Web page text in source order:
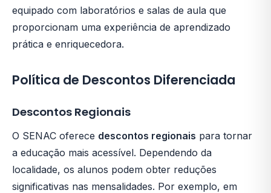
equipado com laboratórios e salas de aula que
proporcionam uma experiência de aprendizado
prática e enriquecedora.
Política de Descontos Diferenciada
Descontos Regionais
O SENAC oferece descontos regionais para tornar
a educação mais acessível. Dependendo da
localidade, os alunos podem obter reduções
significativas nas mensalidades. Por exemplo, em